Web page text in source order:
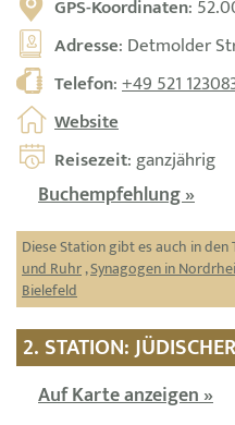
GPS-Koordinaten:
Adresse: Detmolder
Telefon:+49 521
Website
Reisezeit: ganzjährig
Buchempfehlung »
Diese Station gibt es auch in den
und Ruhr,Synagogen in
Bielefeld
2. STATION:
Auf Karte anzeigen »